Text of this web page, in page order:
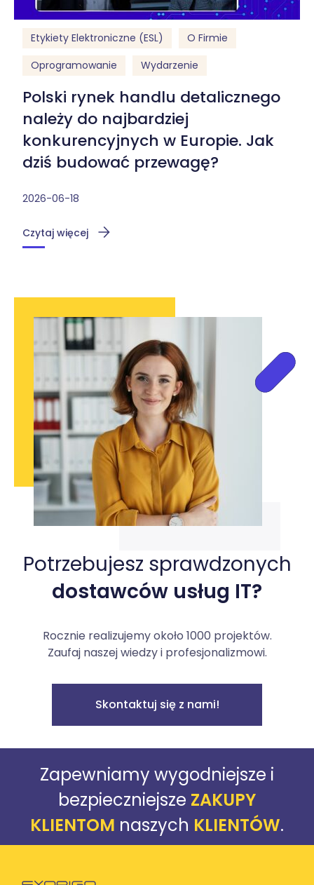
Etykiety Elektroniczne (ESL)
O Firmie
Oprogramowanie
Wydarzenie
Polski rynek handlu detalicznego
należy do najbardziej
konkurencyjnych w Europie. Jak
dziś budować przewagę?
2026-06-18
Czytaj więcej
Potrzebujesz sprawdzonych
dostawców usług IT?
Rocznie realizujemy około 1000 projektów.
Zaufaj naszej wiedzy i profesjonalizmowi.
Skontaktuj się z nami!
Zapewniamy wygodniejsze i
bezpieczniejsze ZAKUPY
KLIENTOM naszych KLIENTÓW.